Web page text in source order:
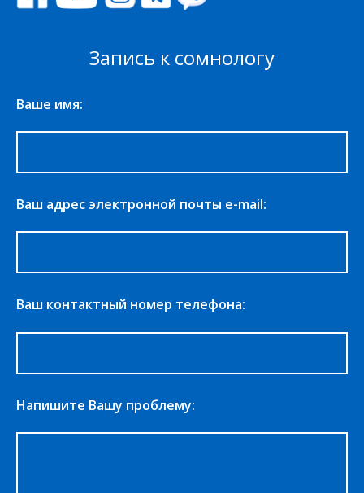
Запись к сомнологу
Ваше имя:
Ваш адрес электронной почты e-mail:
Ваш контактный номер телефона:
Напишите Вашу проблему: